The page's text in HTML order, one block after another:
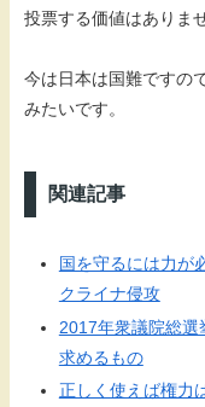
投票する価値はありま
今は日本は国難ですの
みたいです。
関連記事
国を守るには力が
クライナ侵攻
2017年衆議院総
求めるもの
正しく使えば権力